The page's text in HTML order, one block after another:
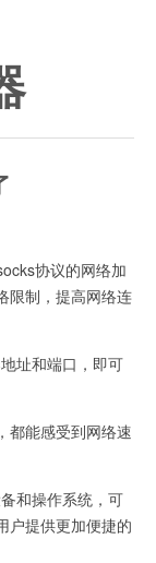
协议的网络加
限制，提高网络连
址和端口，即可
能感受到网络速
和操作系统，可
户提供更加便捷的